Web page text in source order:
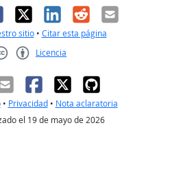
X LinkedIn
RedditCorreo
sitio• Citar esta página
Licencia
• Privacidad• Nota aclaratoria
el 19 de mayo de 2026